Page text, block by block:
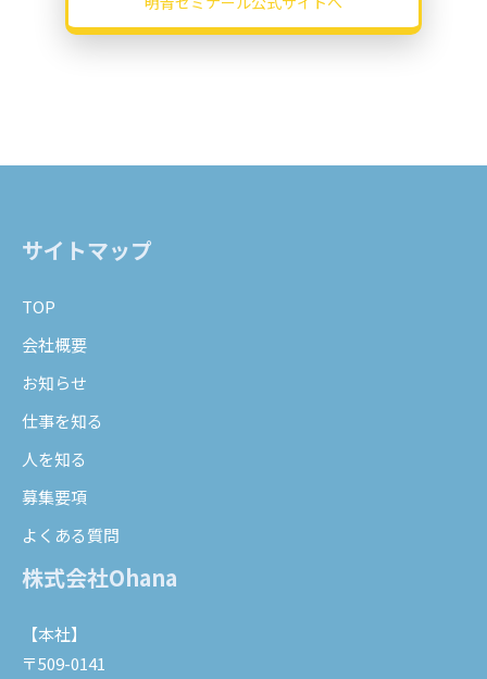
サイトマップ
TOP
会社概要
お知らせ
仕事を知る
人を知る
募集要項
よくある質問
株式会社Ohana
【本社】
〒509-0141